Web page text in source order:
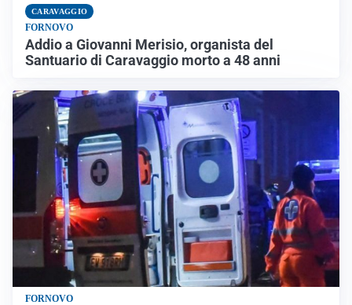
CARAVAGGIO
FORNOVO
Addio a Giovanni Merisio, organista del
Santuario di Caravaggio morto a 48 anni
FORNOVO